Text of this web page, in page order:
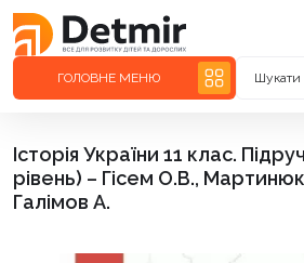
ГОЛОВНЕ МЕНЮ Шукати
Історія України 11 клас.
рівень) – Гісем О.В.,
Галімов А.